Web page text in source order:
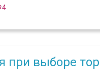
выборе